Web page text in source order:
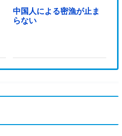
中国人による密漁が止ま
らない